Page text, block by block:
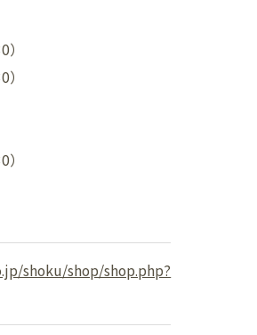
パーキング
お知らせ
ぶ
shoku/shop/shop.php?